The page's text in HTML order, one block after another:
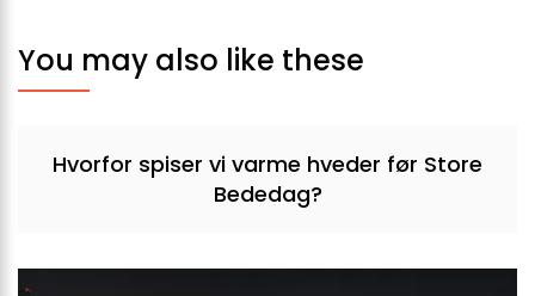
You may also like these
Hvorfor spiser vi varme hveder før Store
Bededag?